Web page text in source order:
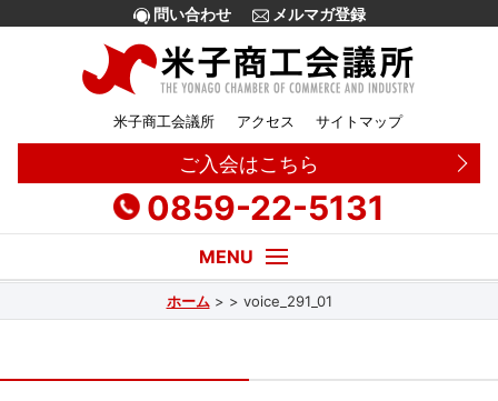
問い合わせ メルマガ登録
米子商工会議所 アクセス サイトマップ
ご入会はこちら
0859-22-5131
ホーム > > voice_291_01